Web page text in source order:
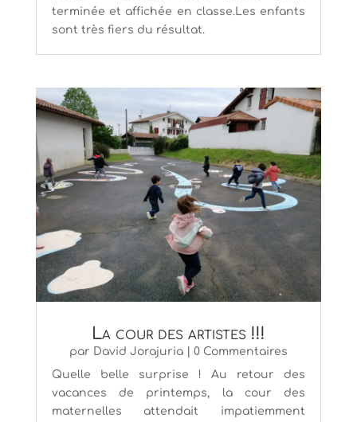
terminée et affichée en classe.Les enfants
sont très fiers du résultat.
La cour des artistes !!!
par David Jorajuria| 0 Commentaires
Quelle belle surprise ! Au retour des
vacances de printemps, la cour des
maternelles attendait impatiemment